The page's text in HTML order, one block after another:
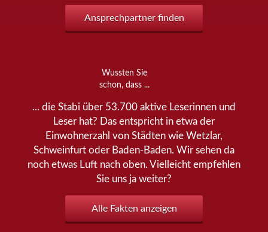
Ansprechpartner finden
Wussten Sie
schon, dass ...
... die Stabi über 53.700 aktive Leserinnen und
Leser hat? Das entspricht in etwa der
Einwohnerzahl von Städten wie Wetzlar,
Schweinfurt oder Baden-Baden. Wir sehen da
noch etwas Luft nach oben. Vielleicht empfehlen
Sie uns ja weiter?
Alle Fakten anzeigen